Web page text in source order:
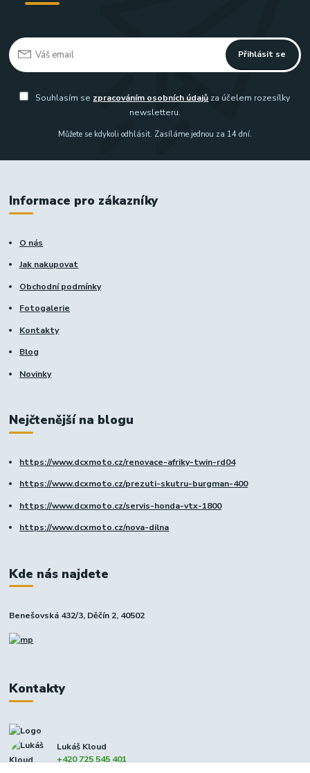
Přihlásit se
Souhlasím se zpracováním osobních údajů za účelem rozesílky
newsletteru.
Můžete se kdykoli odhlásit. Zasíláme jednou za 14 dní.
Informace pro zákazníky
O nás
Jak nakupovat
Obchodní podmínky
Fotogalerie
Kontakty
Blog
Novinky
Nejčtenější na blogu
https://www.dcxmoto.cz/renovace-afriky-twin-rd04
https://www.dcxmoto.cz/prezuti-skutru-burgman-400
https://www.dcxmoto.cz/servis-honda-vtx-1800
https://www.dcxmoto.cz/nova-dilna
Kde nás najdete
Benešovská 432/3, Děčín 2, 40502
Kontakty
Lukáš Kloud
+420 725 545 401